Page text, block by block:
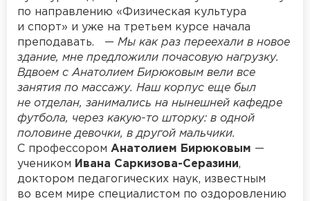
по направлению «Физическая культура
и спорт» и уже на третьем курсе начала
преподавать. — Мы как раз переехали в новое
здание, мне предложили почасовую нагрузку.
Вдвоем с Анатолием Бирюковым вели все
занятия по массажу. Наш корпус еще был
не отделан, занимались на нынешней кафедре
футбола, через какую-то шторку: в одной
половине девочки, в другой мальчики.
С профессором Анатолием Бирюковым —
учеником Ивана Саркизова-Серазини,
доктором педагогических наук, известным
во всем мире специалистом по оздоровлению